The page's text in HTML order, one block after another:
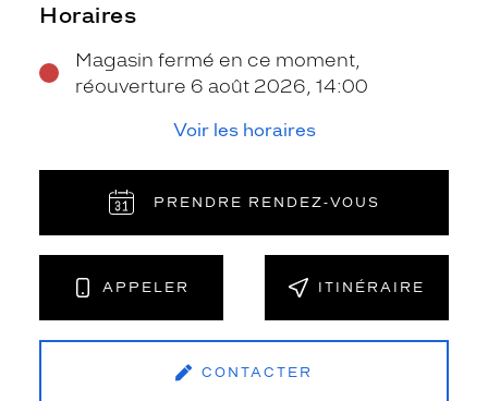
Horaires
Magasin fermé en ce moment,
réouverture 6 août 2026, 14:00
Voir les horaires
PRENDRE RENDEZ‑VOUS
APPELER ITINÉRAIRE
CONTACTER